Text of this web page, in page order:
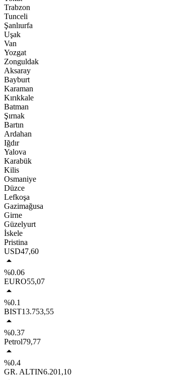
Trabzon
Tunceli
Şanlıurfa
Uşak
Van
Yozgat
Zonguldak
Aksaray
Bayburt
Karaman
Kırıkkale
Batman
Şırnak
Bartın
Ardahan
Iğdır
Yalova
Karabük
Kilis
Osmaniye
Düzce
Lefkoşa
Gazimağusa
Girne
Güzelyurt
İskele
Pristina
USD47,60
%0.06
EURO55,07
%0.1
BIST13.753,55
%0.37
Petrol79,77
%0.4
GR. ALTIN6.201,10